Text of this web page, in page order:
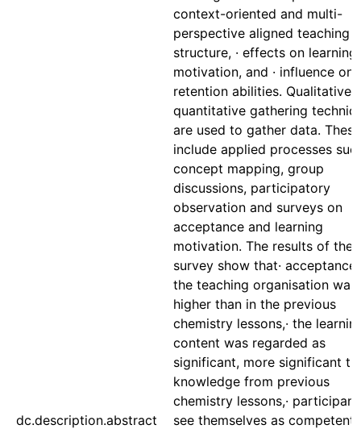
dc.description.abstract
context-oriented and multi-
perspective aligned teaching
structure, · effects on learning
motivation, and · influence on
retention abilities. Qualitative
quantitative gathering
are used to gather data. These
include applied processes
concept mapping, group
discussions, participatory
observation and surveys on
acceptance and learning
motivation. The results of the
survey show that· acceptance
the teaching organisation was
higher than in the previous
chemistry lessons,· the
content was regarded as
significant, more significant
knowledge from previous
chemistry lessons,·
see themselves as competent